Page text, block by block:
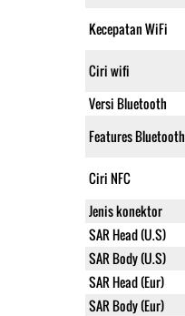
Kecepatan WiFi
Ciri wifi
Versi Bluetooth
Features Bluetooth
Ciri NFC
Jenis konektor
SAR Head (U.S)
SAR Body (U.S)
SAR Head (Eur)
SAR Body (Eur)